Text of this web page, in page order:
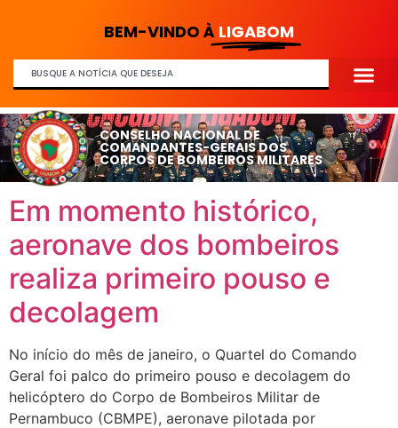
BEM-VINDO À LIGABOM
CONSELHO NACIONAL DE
COMANDANTES-GERAIS DOS
CORPOS DE BOMBEIROS MILITARES
Em momento histórico,
aeronave dos bombeiros
realiza primeiro pouso e
decolagem
No início do mês de janeiro, o Quartel do Comando
Geral foi palco do primeiro pouso e decolagem do
helicóptero do Corpo de Bombeiros Militar de
Pernambuco (CBMPE), aeronave pilotada por